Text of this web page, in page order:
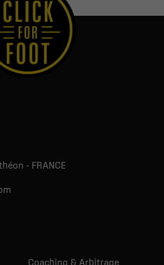
- FRANCE
Coaching & Arbitrage